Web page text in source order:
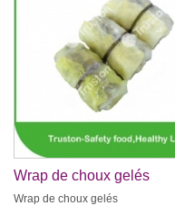
Wrap de choux gelés
Wrap de choux gelés